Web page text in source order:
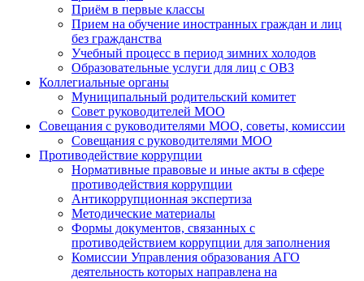
Приём в первые классы
Прием на обучение иностранных граждан и лиц
без гражданства
Учебный процесс в период зимних холодов
Образовательные услуги для лиц с ОВЗ
Коллегиальные органы
Муниципальный родительский комитет
Совет руководителей МОО
Совещания с руководителями МОО, советы, комиссии
Совещания с руководителями МОО
Противодействие коррупции
Нормативные правовые и иные акты в сфере
противодействия коррупции
Антикоррупционная экспертиза
Методические материалы
Формы документов, связанных с
противодействием коррупции для заполнения
Комиссии Управления образования АГО
деятельность которых направлена на